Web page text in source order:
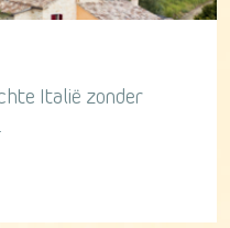
Italië zonder